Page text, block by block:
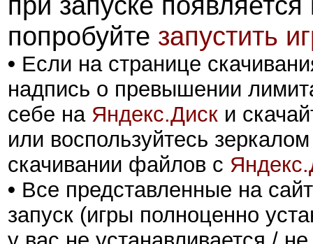
попробуйте запустить
• Если на странице
надпись о превышении
себе на Яндекс.Диск и
или воспользуйтесь
скачивании файлов с
• Все представленные на
запуск (игры полноценно